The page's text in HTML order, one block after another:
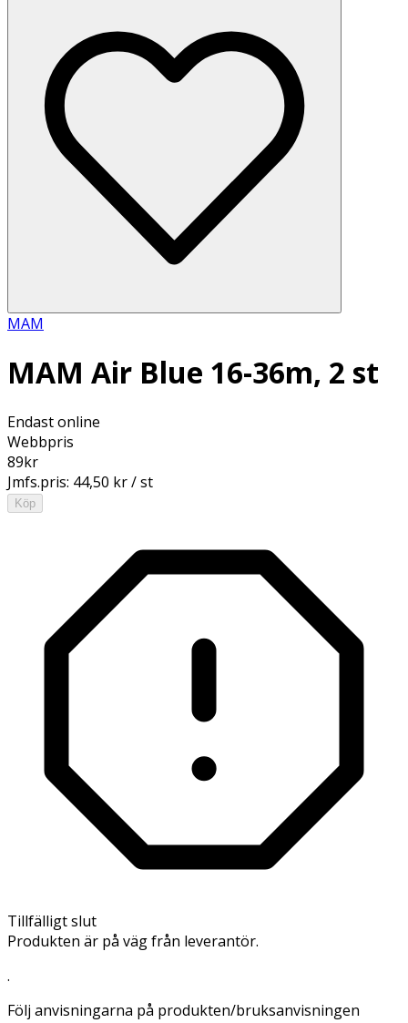
MAM
MAM Air Blue 16-36m, 2 st
Endast online
Webbpris
89kr
Jmfs.pris: 44,50 kr / st
Köp
Tillfälligt slut
Produkten är på väg från leverantör.
.
Följ anvisningarna på produkten/bruksanvisningen